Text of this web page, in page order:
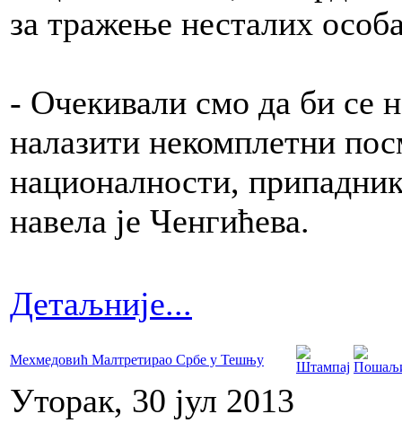
за тражење несталих
- Очекивали смо да би се
налазити некомплетни
националности,
навела је Ченгићева.
Детаљније...
Мехмедовић Малтретирао Србе у Тешњу
Уторак, 30 јул 2013